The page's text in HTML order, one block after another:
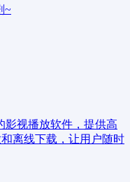
~
影视播放软件，提供高
离线下载，让用户随时